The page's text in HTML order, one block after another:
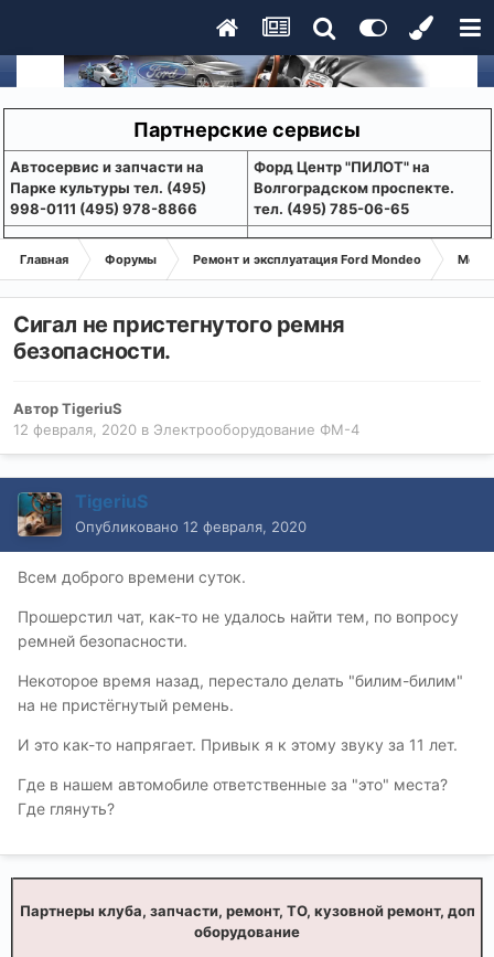
Партнерские сервисы
Aвтосервис и запчасти на
Парке культуры тел. (495)
998-0111 (495) 978-8866
Форд Центр "ПИЛОТ" на
Волгоградском проспекте.
тел. (495) 785-06-65
Главная Форумы Ремонт и эксплуатация Ford Mondeo
Сигал не пристегнутого ремня
безопасности.
АвторTigeriuS
12 февраля, 2020 в Электрооборудование ФМ-4
TigeriuS
Опубликовано 12 февраля, 2020
Всем доброго времени суток.
Прошерстил чат, как-то не удалось найти тем, по вопросу
ремней безопасности.
Некоторое время назад, перестало делать "билим-билим"
на не пристёгнутый ремень.
И это как-то напрягает. Привык я к этому звуку за 11 лет.
Где в нашем автомобиле ответственные за "это" места?
Где глянуть?
Партнеры клуба, запчасти, ремонт, ТО, кузовной ремонт, доп
оборудование